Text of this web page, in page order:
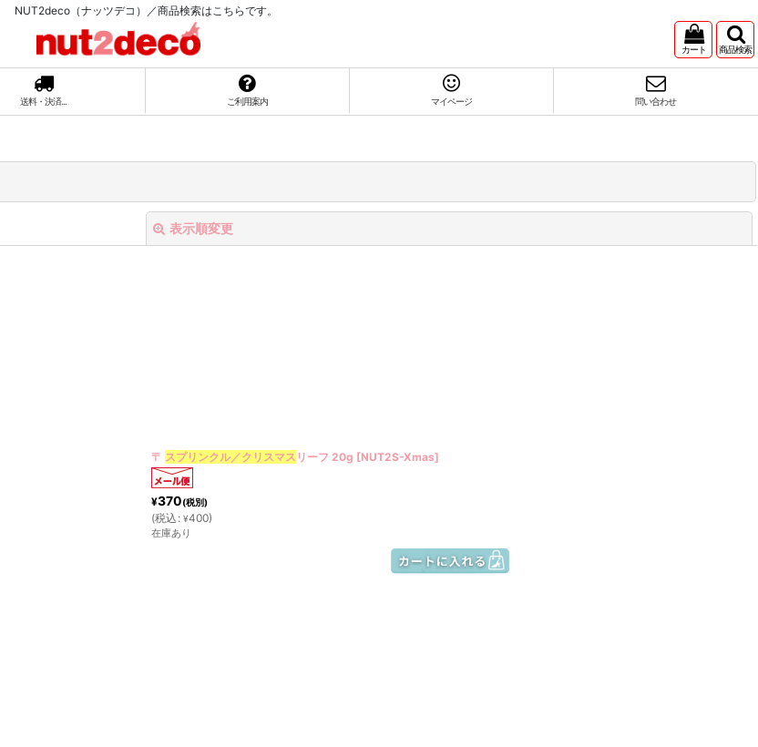
NUT2deco（ナッツデコ）／商品検索はこちらです。
カート 商品検索
送料・決済... ご利用案内 マイページ 問い合わせ
表示順変更
絞り込む
〒 スプリンクル／クリスマス リーフ 20g [NUT2S-Xmas]
¥370(税別)
(税込 : ¥400)
在庫あり